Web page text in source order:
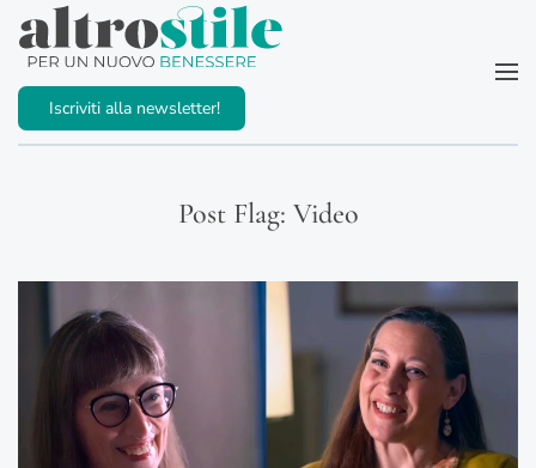
Passa al contenuto principale
Iscriviti alla newsletter!
Post Flag: Video